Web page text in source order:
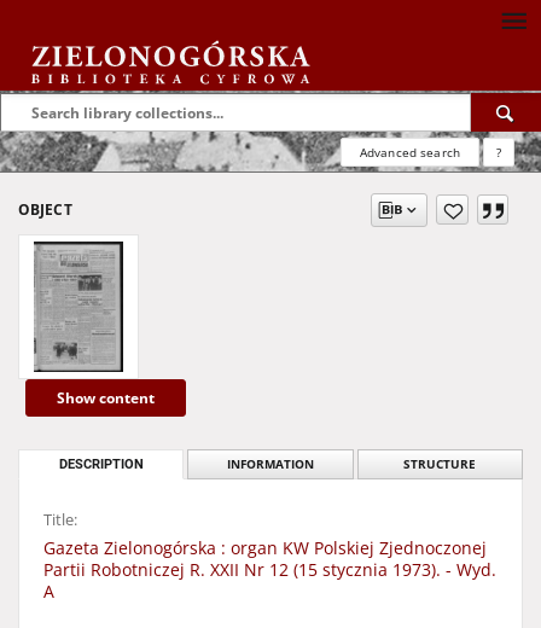
Advanced search ?
OBJECT
Show content
DESCRIPTION INFORMATION STRUCTURE
Title:
Gazeta Zielonogórska : organ KW Polskiej Zjednoczonej
Partii Robotniczej R. XXII Nr 12 (15 stycznia 1973). - Wyd.
A